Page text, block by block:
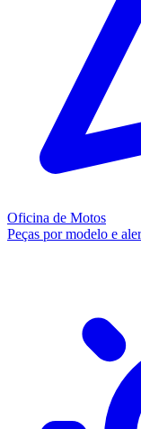
Oficina de Motos
Peças por modelo e